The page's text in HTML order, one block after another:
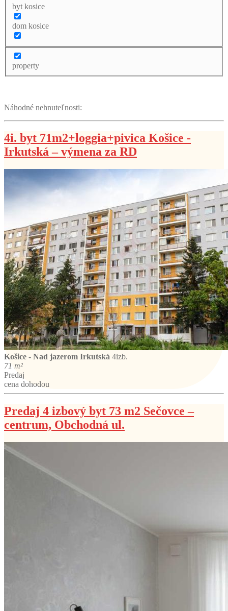
byt kosice
dom kosice
property
Náhodné nehnuteľnosti:
4i. byt 71m2+loggia+pivica Košice -
Irkutská – výmena za RD
Košice - Nad jazerom Irkutská 4izb.
71 m²
Predaj
cena dohodou
Predaj 4 izbový byt 73 m2 Sečovce –
centrum, Obchodná ul.